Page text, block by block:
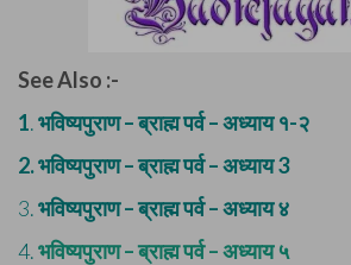
See Also :-
1.भविष्यपुराण – ब्राह्म पर्व – अध्याय १-२
2.भविष्यपुराण – ब्राह्म पर्व – अध्याय 3
3.भविष्यपुराण – ब्राह्म पर्व – अध्याय ४
4.भविष्यपुराण – ब्राह्म पर्व – अध्याय ५